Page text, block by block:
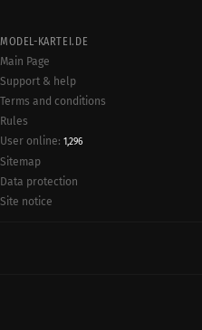
MODEL-KARTEI.DE
Main Page
Support & help
Terms and conditions
Rules
User online: 1,296
Sitemap
Data protection
Site notice